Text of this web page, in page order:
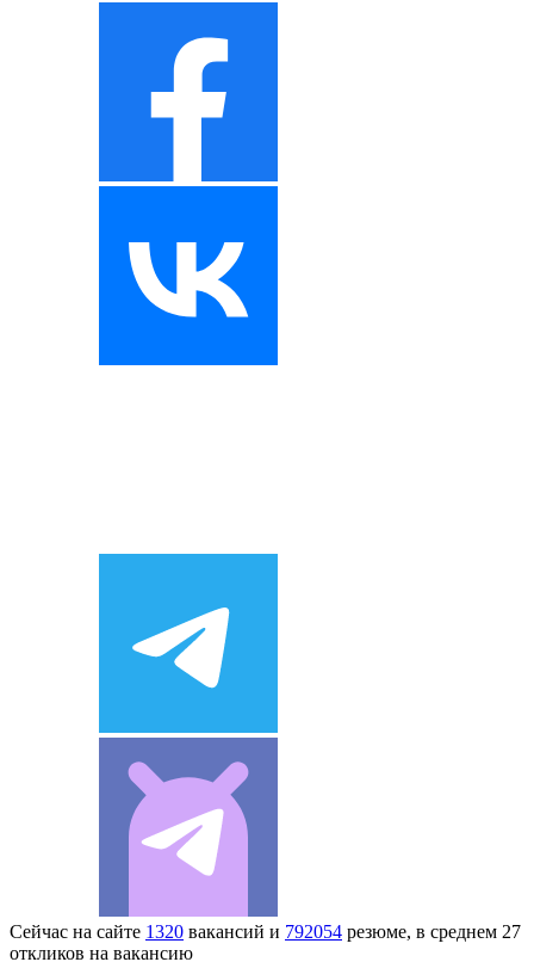
Сейчас на сайте 1320 вакансий и 792054 резюме, в среднем 27
откликов на вакансию